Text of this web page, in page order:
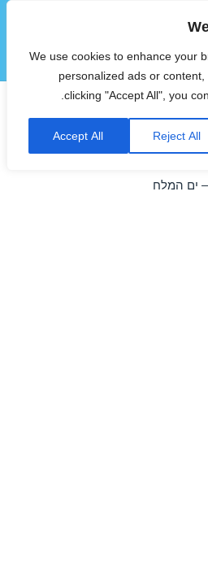
We use cookies to enhance your
personalized ads or
clicking "Accept All", you
Reject All
Accept All
תפריטים
ווידג'טים
גנים – ים
– ים המלח